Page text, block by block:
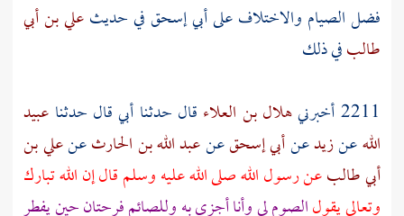
فضل الصيام والاختلاف علىأبي إسحقفي حديثعلي بن أبي
طالبفي ذلك
2211 أخبرني
هلال بن العلاء قال حدثنا أبيقال حدثنا عبيد
اللهعنزيدعنأبي إسحقعنعبد الله بن الحارثعنعلي بن
أبي طالبعن رسول الله صلى الله عليه وسلم قال إن الله تبارك
وتعالى يقولالصوم لي وأنا أجزي به وللصائم فرحتان حين يفطر